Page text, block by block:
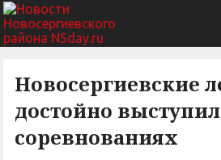
Новосергиевские
достойно
соревнованиях